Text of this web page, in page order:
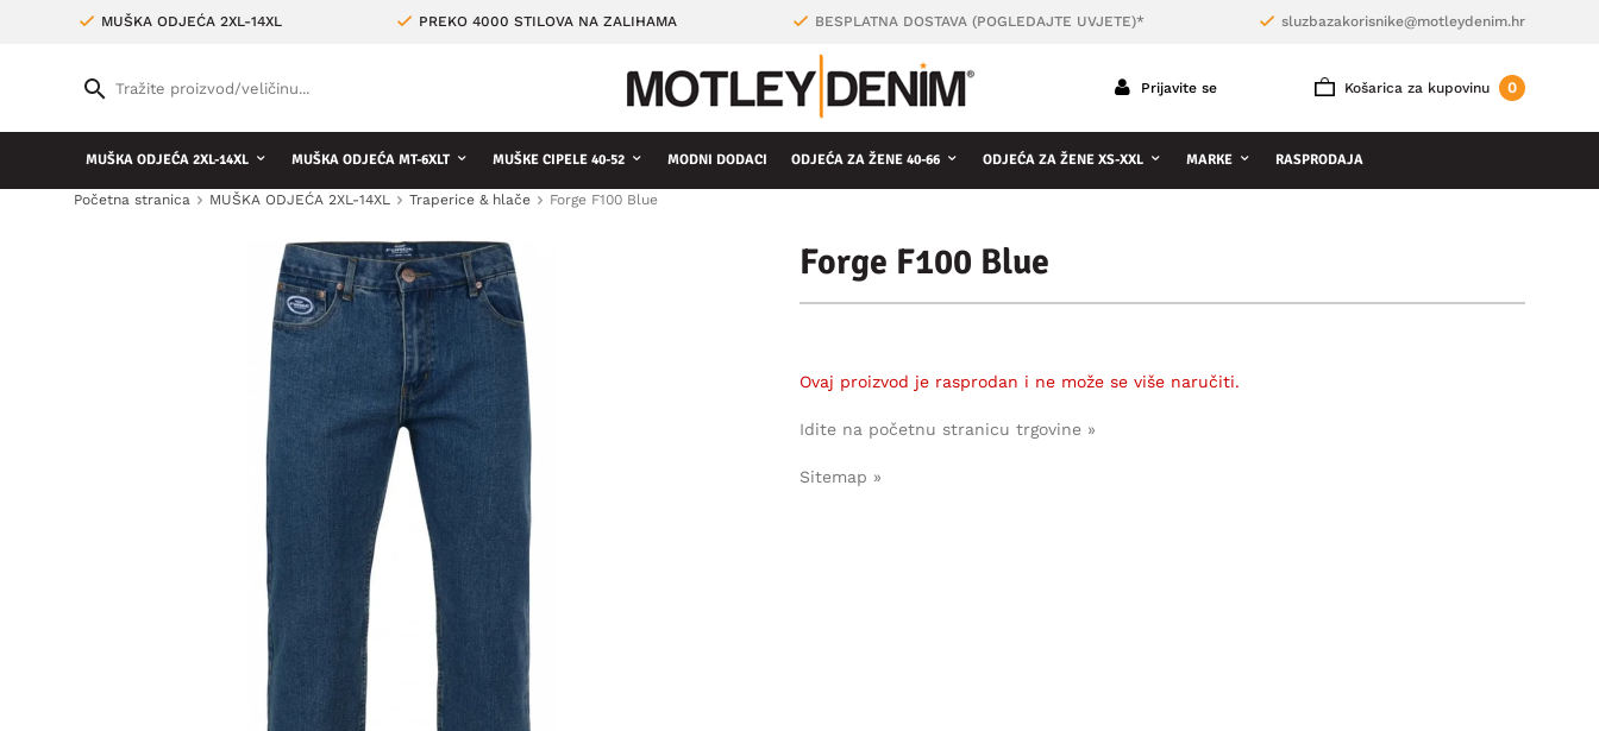
MUŠKA ODJEĆA 2XL-14XL PREKO 4000 STILOVA NA ZALIHAMA BESPLATNA DOSTAVA (POGLEDAJTE UVJETE)* sluzbazakorisnike@motleydenim.hr
Košarica za kupovinu 0
Prijavite se
MUŠKA ODJEĆA 2XL-14XL MUŠKA ODJEĆA MT-6XLT MUŠKE CIPELE 40-52 MODNI DODACI ODJEĆA ZA ŽENE 40-66 ODJEĆA ZA ŽENE XS-XXL MARKE RASPRODAJA
Početna stranica MUŠKA ODJEĆA 2XL-14XL Traperice & hlače Forge F100 Blue
Forge F100 Blue
Ovaj proizvod je rasprodan i ne može se više naručiti.
Idite na početnu stranicu trgovine »
Sitemap »